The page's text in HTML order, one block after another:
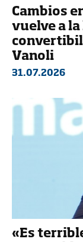
Cambios
vuelve a la
Vanoli
31.07.2026
«Es